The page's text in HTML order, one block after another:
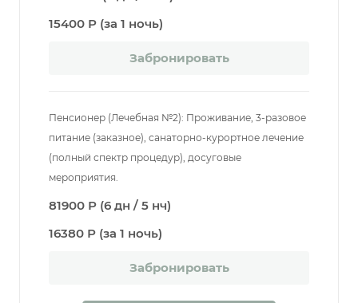
15400 Р (за 1 ночь)
Забронировать
Пенсионер (Лечебная №2): Проживание, 3-разовое
питание (заказное), санаторно-курортное лечение
(полный спектр процедур), досуговые
мероприятия.
81900 Р (6 дн / 5 нч)
16380 Р (за 1 ночь)
Забронировать